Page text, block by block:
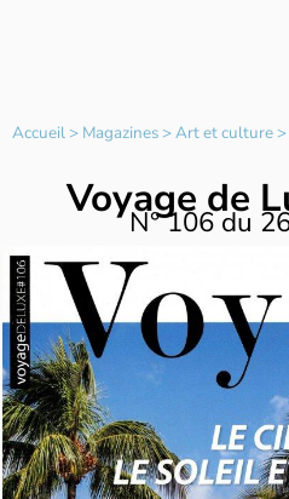
Accueil> Magazines>Art et culture
Voyage de
N°106du